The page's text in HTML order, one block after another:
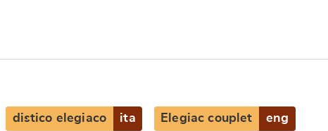
distico elegiaco ita Elegiac couplet eng